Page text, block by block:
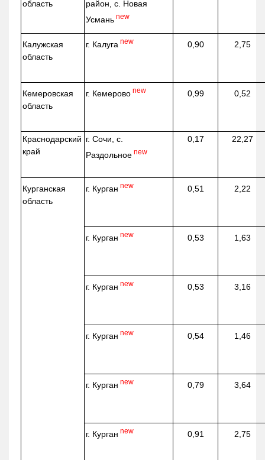
область
район, с. Новая
Усмань new
Калужская
область
г. Калуга new 0,90 2,75
Кемеровская
область
г. Кемерово new 0,99 0,52
Краснодарский
край
г. Сочи, с.
Раздольное new
0,17 22,27
Курганская
область
г. Курган new 0,51 2,22
г. Курган new 0,53 1,63
г. Курган new 0,53 3,16
г. Курган new 0,54 1,46
г. Курган new 0,79 3,64
г. Курган new 0,91 2,75